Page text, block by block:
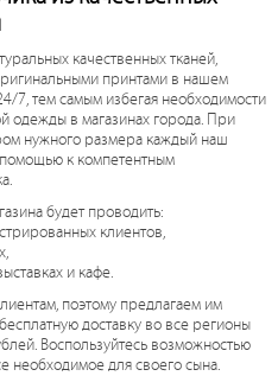
качественных тканей,
принтами в нашем
7, тем самым избегая необходимости
одежды в магазинах города. При
нужного размера каждый наш
помощью к компетентным
будет проводить:
клиентов,
и кафе.
поэтому предлагаем им
доставку во все регионы
Воспользуйтесь возможностью
необходимое для своего сына.